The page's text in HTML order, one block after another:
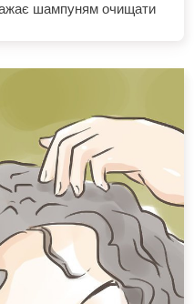
шампуням очищати